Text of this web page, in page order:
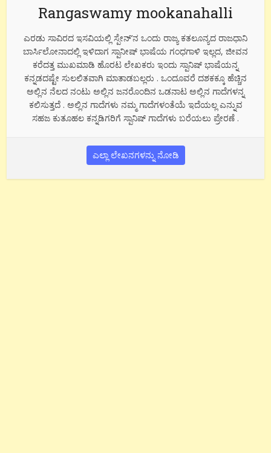
Rangaswamy mookanahalli
ಎರಡು ಸಾವಿರದ ಇಸವಿಯಲ್ಲಿ ಸ್ಪೇನ್’ನ ಒಂದು ರಾಜ್ಯ ಕತಲೂನ್ಯದ ರಾಜಧಾನಿ
ಬಾರ್ಸಿಲೋನಾದಲ್ಲಿ ಇಳಿದಾಗ ಸ್ಪಾನೀಷ್ ಭಾಷೆಯ ಗಂಧಗಾಳಿ ಇಲ್ಲದ, ಜೀವನ
ಕರೆದತ್ತ ಮುಖಮಾಡಿ ಹೊರಟ ಲೇಖಕರು ಇಂದು ಸ್ಪಾನಿಷ್ ಭಾಷೆಯನ್ನ
ಕನ್ನಡದಷ್ಟೇ ಸುಲಲಿತವಾಗಿ ಮಾತಾಡಬಲ್ಲರು . ಒಂದೂವರೆ ದಶಕಕ್ಕೂ ಹೆಚ್ಚಿನ
ಅಲ್ಲಿನ ನೆಲದ ನಂಟು ಅಲ್ಲಿನ ಜನರೊಂದಿನ ಒಡನಾಟ ಅಲ್ಲಿನ ಗಾದೆಗಳನ್ನ
ಕಲಿಸುತ್ತದೆ . ಅಲ್ಲಿನ ಗಾದೆಗಳು ನಮ್ಮ ಗಾದೆಗಳಂತೆಯೆ ಇದೆಯಲ್ಲ ಎನ್ನುವ
ಸಹಜ ಕುತೂಹಲ ಕನ್ನಡಿಗರಿಗೆ ಸ್ಪಾನಿಷ್ ಗಾದೆಗಳು ಬರೆಯಲು ಪ್ರೇರಣೆ .
ಎಲ್ಲಾ ಲೇಖನಗಳನ್ನು ನೋಡಿ